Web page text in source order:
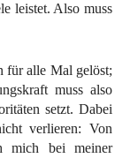
leistet. Also muss
für alle Mal gelöst;
muss also
setzt. Dabei
verlieren: Von
mich bei meiner